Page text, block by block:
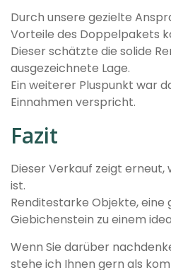
Durch unsere gezielte
Vorteile des Doppelpakets
Dieser schätzte die solide
ausgezeichnete Lage.
Ein weiterer Pluspunkt war
Einnahmen verspricht.
Fazit
Dieser Verkauf zeigt erneut,
ist.
Renditestarke Objekte,
Giebichenstein zu einem
Wenn Sie darüber
stehe ich Ihnen gern als